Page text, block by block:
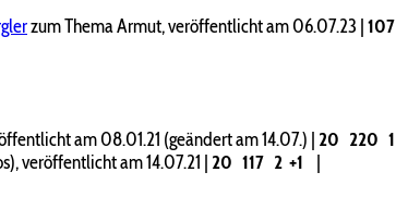
zum Thema Armut, veröffentlicht am 06.07.23 |107
am 08.01.21 (geändert am 14.07.) | 20 220 1
veröffentlicht am 14.07.21 | 20 117 2 +1
|